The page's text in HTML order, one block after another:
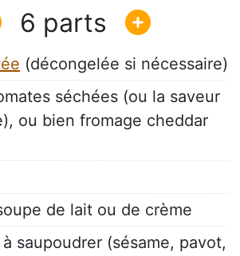
6
(décongelée si nécessaire)
séchées (ou la saveur
ou bien fromage cheddar
de lait ou de crème
saupoudrer (sésame, pavot,